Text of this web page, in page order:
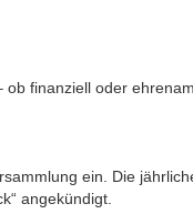
finanziell oder
ein. Die
angekündigt.